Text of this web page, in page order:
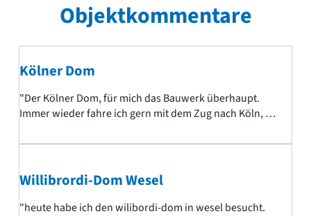
Objektkommentare
Kölner Dom
"Der Kölner Dom, für mich das Bauwerk überhaupt.
Immer wieder fahre ich gern mit dem Zug nach Köln, um
überwätigen zu lassen vom Dom."
Willibrordi-Dom Wesel
"heute habe ich den wilibordi-dom in wesel besucht.